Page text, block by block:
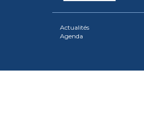
Actualités
Agenda